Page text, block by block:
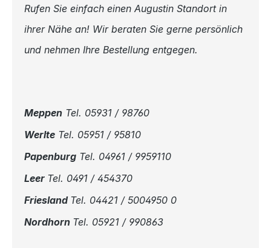
Rufen Sie einfach einen Augustin Standort in
ihrer Nähe an! Wir beraten Sie gerne persönlich
und nehmen Ihre Bestellung entgegen.
Meppen Tel. 05931 / 98760
Werlte Tel. 05951 / 95810
Papenburg Tel. 04961 / 9959110
Leer Tel. 0491 / 454370
Friesland Tel. 04421 / 5004950 0
Nordhorn Tel. 05921 / 990863